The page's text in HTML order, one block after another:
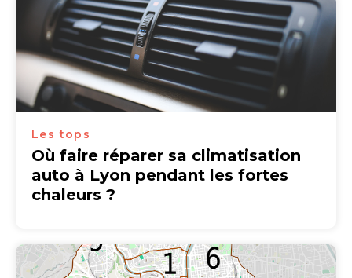
Les tops
Où faire réparer sa climatisation
auto à Lyon pendant les fortes
chaleurs ?